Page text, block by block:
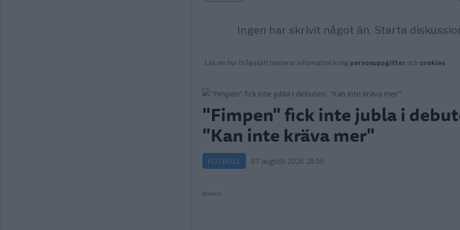
"Fimpen" fick inte jubla i
"Kan inte kräva mer"
FOTBOLL 07 augusti 2026 20.56
Annons: